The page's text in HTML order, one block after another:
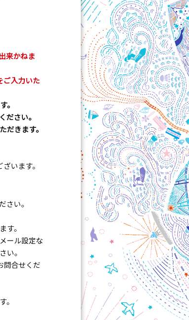
来かねま
ご入力いた
。
ださい。
だきます。
います。
さい。
す。
ール設定な
い。
問合せくだ
。